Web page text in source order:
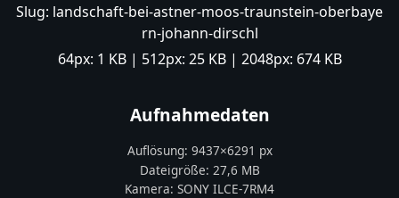
Slug: landschaft-bei-astner-moos-traunstein-oberbaye
rn-johann-dirschl
64px: 1 KB| 512px: 25 KB| 2048px: 674 KB
Aufnahmedaten
Auflösung: 9437×6291 px
Dateigröße: 27,6 MB
Kamera: SONY ILCE-7RM4